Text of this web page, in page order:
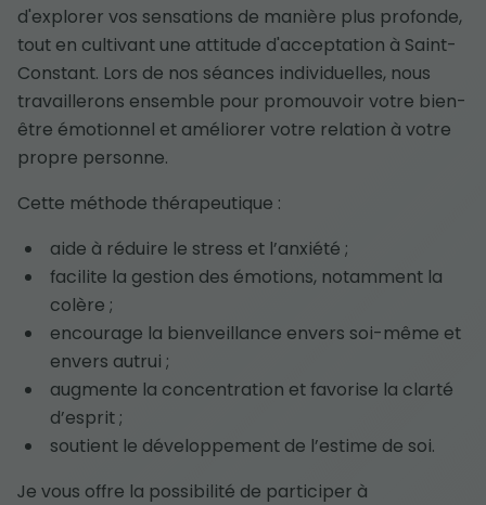
d'explorer vos sensations de manière plus profonde,
tout en cultivant une attitude d'acceptation à Saint-
Constant. Lors de nos séances individuelles, nous
travaillerons ensemble pour promouvoir votre bien-
être émotionnel et améliorer votre relation à votre
propre personne.
Cette méthode thérapeutique :
aide à réduire le stress et l’anxiété ;
facilite la gestion des émotions, notamment la
colère ;
encourage la bienveillance envers soi-même et
envers autrui ;
augmente la concentration et favorise la clarté
d’esprit ;
soutient le développement de l’estime de soi.
Je vous offre la possibilité de participer à